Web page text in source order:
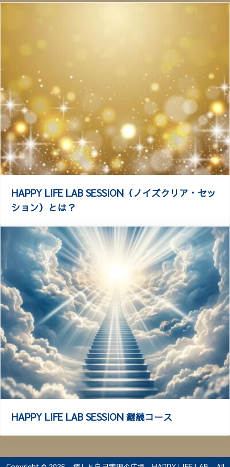
HAPPY LIFE LAB SESSION（ノイズクリア・セッ
ション）とは？
HAPPY LIFE LAB SESSION 継続コース